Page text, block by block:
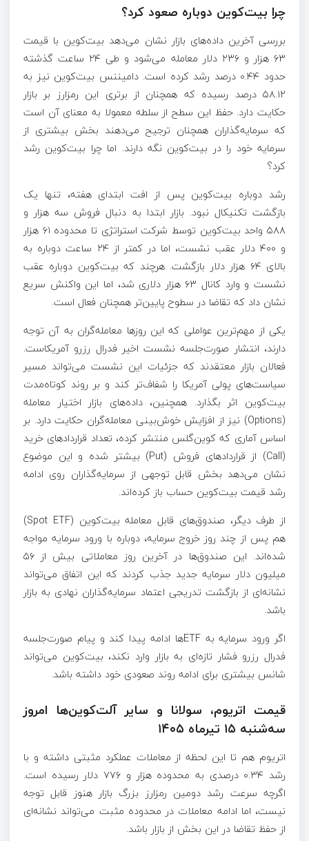
چرا بیت‌کوین دوباره صعود کرد؟
بررسی آخرین داده‌های بازار نشان می‌دهد بیت‌کوین با قیمت
۶۳ هزار و ۲۳۶ دلار معامله می‌شود و طی ۲۴ ساعت گذشته
حدود ۰.۴۴ درصد رشد کرده است. دامیننس بیت‌کوین نیز به
۵۸.۱۲ درصد رسیده که همچنان از برتری این رمزارز بر بازار
حکایت دارد. حفظ این سطح از سلطه معمولا به معنای آن است
که سرمایه‌گذاران همچنان ترجیح می‌دهند بخش بیشتری از
سرمایه خود را در بیت‌کوین نگه دارند. اما چرا بیت‌کوین رشد
کرد؟
رشد دوباره بیت‌کوین پس از افت ابتدای هفته، تنها یک
بازگشت تکنیکال نبود. بازار ابتدا به دنبال فروش سه هزار و
۵۸۸ واحد بیت‌کوین توسط شرکت استراتژی تا محدوده ۶۱ هزار
و ۴۰۰ دلار عقب نشست، اما در کمتر از ۲۴ ساعت دوباره به
بالای ۶۴ هزار دلار بازگشت. هرچند که بیت‌کوین دوباره عقب
نشست و وارد کانال ۶۳ هزار دلاری شد، اما این واکنش سریع
نشان داد که تقاضا در سطوح پایین‌تر همچنان فعال است.
یکی از مهم‌ترین عواملی که این روزها معامله‌گران به آن توجه
دارند، انتشار صورت‌جلسه نشست اخیر فدرال رزرو آمریکاست.
فعالان بازار معتقدند که جزئیات این نشست می‌تواند مسیر
سیاست‌های پولی آمریکا را شفاف‌تر کند و بر روند کوتاه‌مدت
بیت‌کوین اثر بگذارد. همچنین، داده‌های بازار اختیار معامله
(Options) نیز از افزایش خوش‌بینی معامله‌گران حکایت دارد. بر
اساس آماری که کوین‌گلس منتشر کرده، تعداد قراردادهای خرید
(Call) از قراردادهای فروش (Put) بیشتر شده و این موضوع
نشان می‌دهد بخش قابل توجهی از سرمایه‌گذاران روی ادامه
رشد قیمت بیت‌کوین حساب باز کرده‌اند.
از طرف دیگر، صندوق‌های قابل معامله بیت‌کوین (Spot ETF)
هم پس از چند روز خروج سرمایه، دوباره با ورود سرمایه مواجه
شده‌اند. این صندوق‌ها در آخرین روز معاملاتی بیش از ۵۶
میلیون دلار سرمایه جدید جذب کردند که این اتفاق می‌تواند
نشانه‌ای از بازگشت تدریجی اعتماد سرمایه‌گذاران نهادی به بازار
باشد.
اگر ورود سرمایه به ETFها ادامه پیدا کند و پیام صورت‌جلسه
فدرال رزرو فشار تازه‌ای به بازار وارد نکند، بیت‌کوین می‌تواند
شانس بیشتری برای ادامه روند صعودی خود داشته باشد.
قیمت اتریوم، سولانا و سایر آلت‌کوین‌ها امروز
سه‌شنبه ۱۵ تیرماه ۱۴۰۵
اتریوم هم تا این لحظه از معاملات عملکرد مثبتی داشته و با
رشد ۰.۳۴ درصدی به محدوده هزار و ۷۷۶ دلار رسیده است.
اگرچه سرعت رشد دومین رمزارز بزرگ بازار هنوز قابل توجه
نیست، اما ادامه معاملات در محدوده مثبت می‌تواند نشانه‌ای
از حفظ تقاضا در این بخش از بازار باشد.